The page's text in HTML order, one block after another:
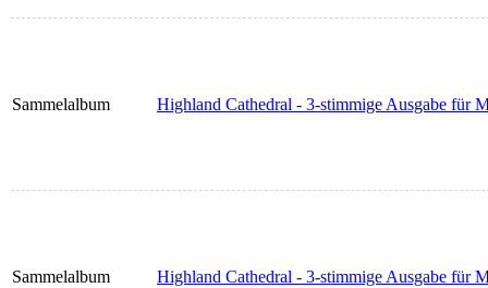
Sammelalbum Highland Cathedral - 3-stimmige Ausgabe für
Sammelalbum Highland Cathedral - 3-stimmige Ausgabe für